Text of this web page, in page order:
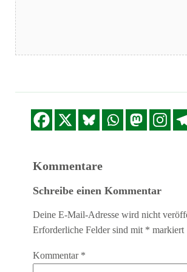
Kommentare
Schreibe einen Kommentar
Deine E-Mail-Adresse wird nicht
Erforderliche Felder sind mit * markiert
Kommentar *